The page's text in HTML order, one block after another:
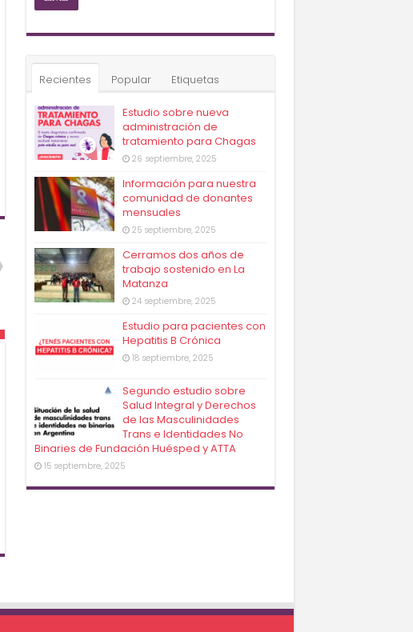
Recientes Popular Etiquetas
Estudio sobre nueva
administración de
tratamiento para Chagas
26 septiembre, 2025
Información para nuestra
comunidad de donantes
mensuales
25 septiembre, 2025
Cerramos dos años de
trabajo sostenido en La
Matanza
24 septiembre, 2025
Estudio para pacientes con
Hepatitis B Crónica
18 septiembre, 2025
Segundo estudio sobre
Salud Integral y Derechos
de las Masculinidades
Trans e Identidades No
Binaries de Fundación Huésped y ATTA
15 septiembre, 2025